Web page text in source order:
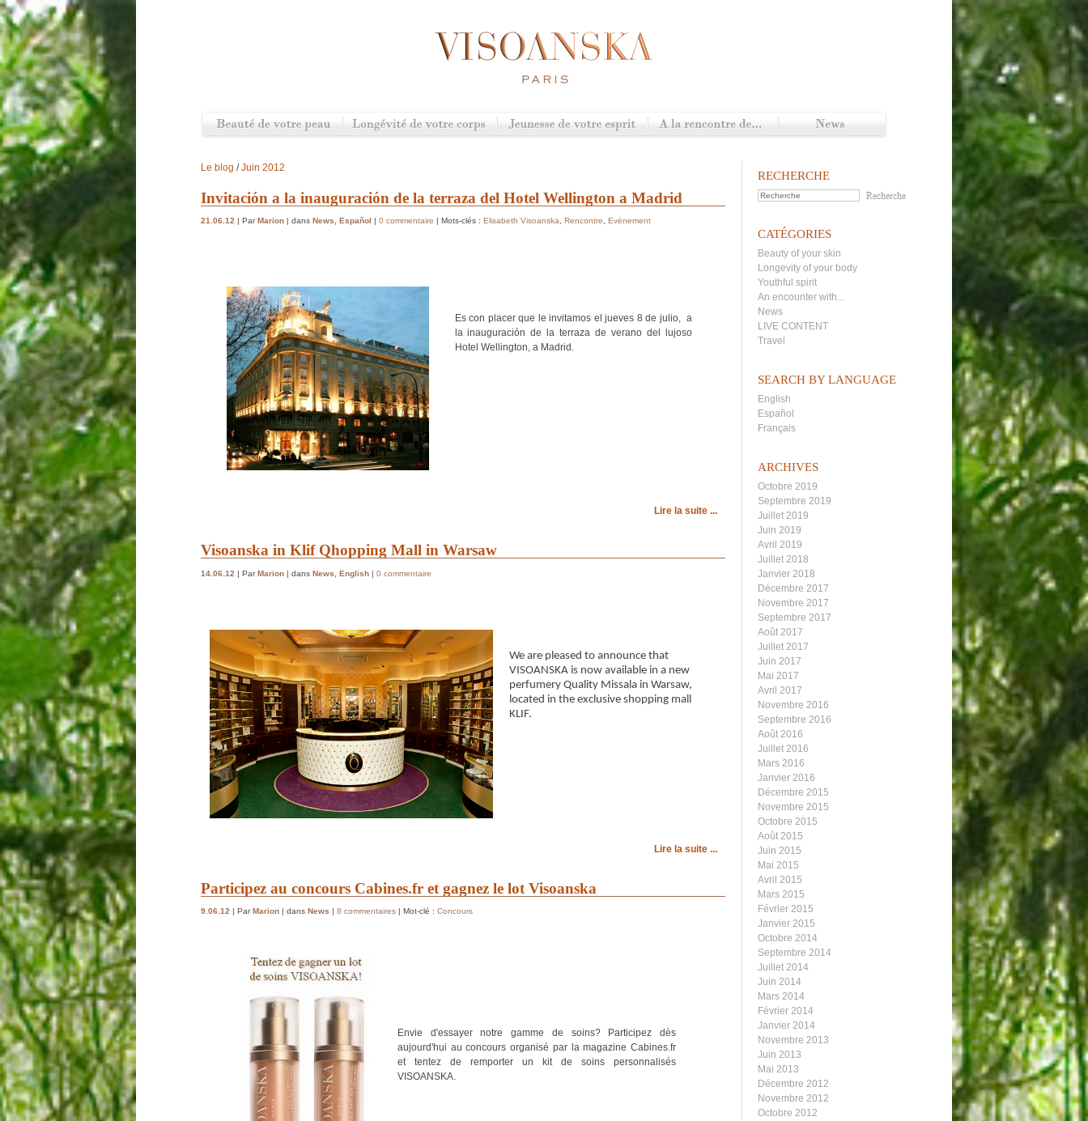
RECHERCHE
CATÉGORIES
Beauty of your skin
Longevity of your body
Youthful spirit
An encounter with...
News
LIVE CONTENT
Travel
SEARCH BY LANGUAGE
English
Español
Français
ARCHIVES
Octobre 2019
Septembre 2019
Juillet 2019
Juin 2019
Avril 2019
Juillet 2018
Janvier 2018
Décembre 2017
Novembre 2017
Septembre 2017
Août 2017
Juillet 2017
Juin 2017
Mai 2017
Avril 2017
Novembre 2016
Septembre 2016
Août 2016
Juillet 2016
Mars 2016
Janvier 2016
Décembre 2015
Novembre 2015
Octobre 2015
Août 2015
Juin 2015
Mai 2015
Avril 2015
Mars 2015
Février 2015
Janvier 2015
Octobre 2014
Septembre 2014
Juillet 2014
Juin 2014
Mars 2014
Février 2014
Janvier 2014
Novembre 2013
Juin 2013
Mai 2013
Décembre 2012
Novembre 2012
Octobre 2012
Le blog /Juin 2012
Invitación a la inauguración de la terraza del Hotel Wellington a Madrid
21.06.12 | ParMarion | dans News, Español | 0 commentaire | Mots-clés : Elisabeth Visoanska, Rencontre, Evènement
Es con placer que le invitamos el jueves 8 de julio, a
la inauguración de la terraza de verano del lujoso
Hotel Wellington, a Madrid.
Lire la suite ...
Visoanska in Klif Qhopping Mall in Warsaw
14.06.12 | ParMarion | dans News English | 0 commentaire
We are pleased to announce that
VISOANSKA is now available in a new
perfumery Quality Missala in Warsaw,
located in the exclusive shopping mall
KLIF.
Lire la suite ...
Participez au concours Cabines.fr et gagnez le lot Visoanska
9.06.12 | ParMarion | dans News | 8 commentaires | Mot-clé : Concours
Envie d'essayer notre gamme de soins? Participez dès
aujourd'hui au concours organisé par la magazine Cabines.fr
et tentez de remporter un kit de soins personnalisés
VISOANSKA.